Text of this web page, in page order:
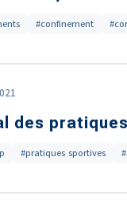
#confinement
des
#pratiques sportives